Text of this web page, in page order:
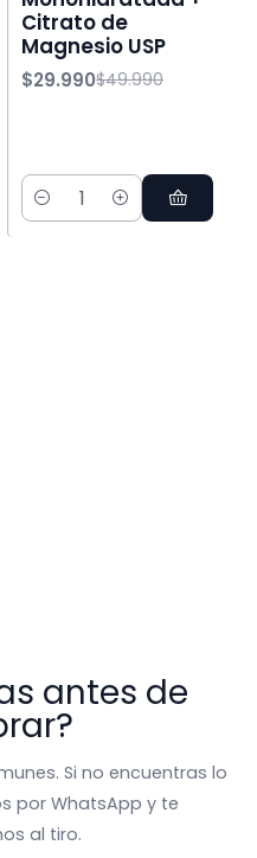
Citrato de
Magnesio USP
$29.990$49.990
Cantidad
antes de
Si no encuentras lo
por WhatsApp y te
al tiro.